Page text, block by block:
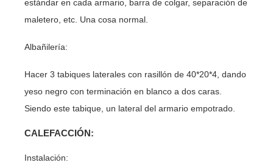
estándar en cada armario, barra de colgar, separación de
maletero, etc. Una cosa normal.
Albañilería:
Hacer 3 tabiques laterales con rasillón de 40*20*4, dando
yeso negro con terminación en blanco a dos caras.
Siendo este tabique, un lateral del armario empotrado.
CALEFACCIÓN:
Instalación: